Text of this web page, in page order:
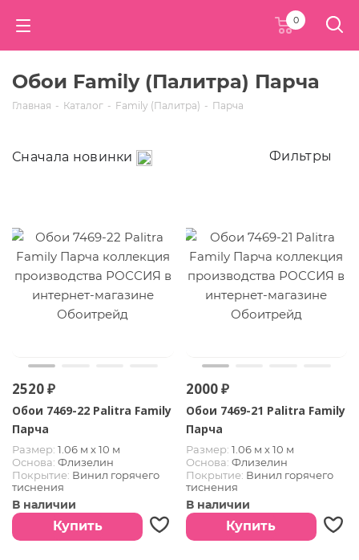
0
Обои Family (Палитра) Парча
Главная - Каталог - Family (Палитра) - Парча
Сначала новинки Фильтры
2520 ₽
Обои 7469-22 Palitra Family
Парча
Размер: 1.06 м х 10 м
Основа: Флизелин
Покрытие: Винил горячего
тиснения
Страна: РОССИЯ
В наличии
Купить
2000 ₽
Обои 7469-21 Palitra Family
Парча
Размер: 1.06 м х 10 м
Основа: Флизелин
Покрытие: Винил горячего
тиснения
Страна: РОССИЯ
В наличии
Купить